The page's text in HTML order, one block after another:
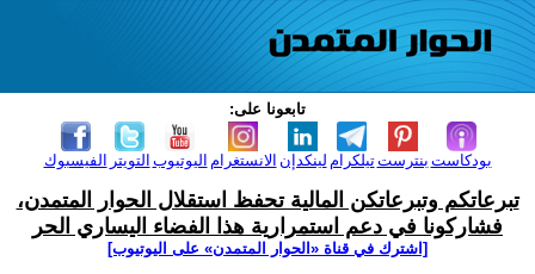
تابعونا على:
الفيسبوك التويتر اليوتيوب الانستغرام لينكدإن تيلكرامبنترست بودكاست
تبرعاتكم وتبرعاتكن المالية تحفظ استقلال الحوار المتمدن،
فشاركونا في دعم استمرارية هذا الفضاء اليساري الحر
[اشترك في قناة ‫«الحوار المتمدن» على اليوتيوب]